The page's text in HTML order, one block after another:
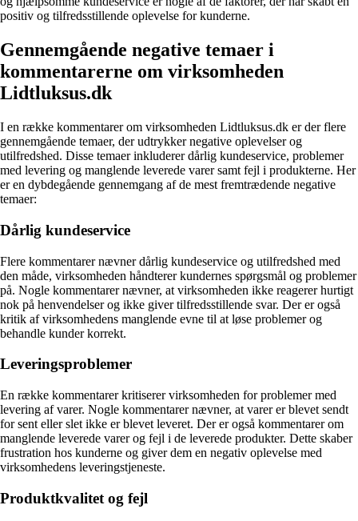
positiv og tilfredsstillende oplevelse for kunderne.
Gennemgående negative temaer i
kommentarerne om virksomheden
Lidtluksus.dk
I en række kommentarer om virksomheden Lidtluksus.dk er der flere
gennemgående temaer, der udtrykker negative oplevelser og
utilfredshed. Disse temaer inkluderer dårlig kundeservice, problemer
med levering og manglende leverede varer samt fejl i produkterne. Her
er en dybdegående gennemgang af de mest fremtrædende negative
temaer:
Dårlig kundeservice
Flere kommentarer nævner dårlig kundeservice og utilfredshed med
den måde, virksomheden håndterer kundernes spørgsmål og problemer
på. Nogle kommentarer nævner, at virksomheden ikke reagerer hurtigt
nok på henvendelser og ikke giver tilfredsstillende svar. Der er også
kritik af virksomhedens manglende evne til at løse problemer og
behandle kunder korrekt.
Leveringsproblemer
En række kommentarer kritiserer virksomheden for problemer med
levering af varer. Nogle kommentarer nævner, at varer er blevet sendt
for sent eller slet ikke er blevet leveret. Der er også kommentarer om
manglende leverede varer og fejl i de leverede produkter. Dette skaber
frustration hos kunderne og giver dem en negativ oplevelse med
virksomhedens leveringstjeneste.
Produktkvalitet og fejl